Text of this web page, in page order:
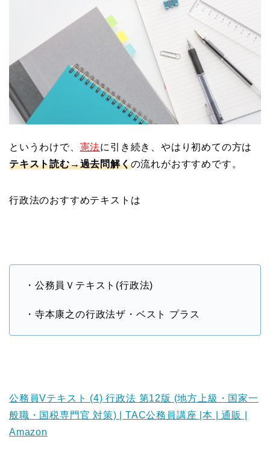
というわけで、 憲法に引き続き、やはり初めての方は
テキスト読む→過去問解くの流れがおすすめです。
行政法のおすすめテキストは
・公務員Ｖテキスト(行政法)
・寺本康之の行政法ザ・ベスト プラス
公務員Vテキスト (4) 行政法 第12版 (地方上級・国家一
般職・国税専門官 対策) | TAC公務員講座 |本 | 通販 |
Amazon